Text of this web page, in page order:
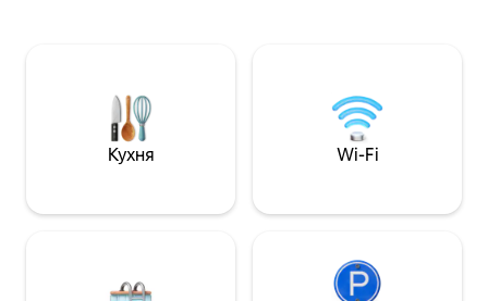
ліжком ✔ Сонячна вітальня з
відкритим доступом + диван-ліжко ✔
Повністю обладнана кухня ✔
Високошвидкісний Wi-Fi ✔ Робочі
Докладніше нижче!!
незабутнім
перебуванням в
Кухня Wi-Fi